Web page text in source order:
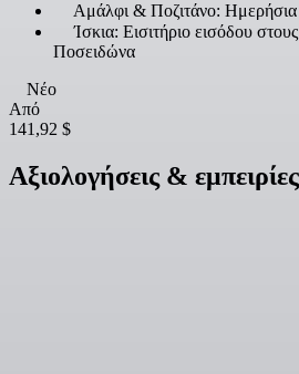
Αμάλφι & Ποζιτάνο:
Ίσκια: Εισιτήριο εισόδου
Ποσειδώνα
Νέο
Από
141,92 $
Αξιολογήσεις & εμπειρίες